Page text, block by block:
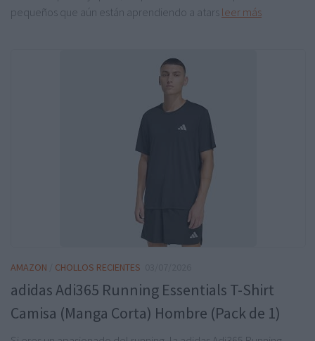
pequeños que aún están aprendiendo a atars leer más
AMAZON CHOLLOS RECIENTES
adidas Adi365 Running Essentials T-Shirt
Camisa (Manga Corta) Hombre (Pack de 1)